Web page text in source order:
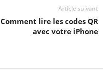
Article suivant
Comment lire les codes QR
avec votre iPhone